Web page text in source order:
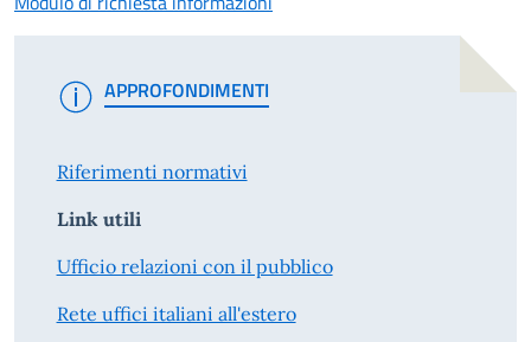
APPROFONDIMENTI
Riferimenti normativi
Link utili
Ufficio relazioni con il pubblico
Rete uffici italiani all'estero